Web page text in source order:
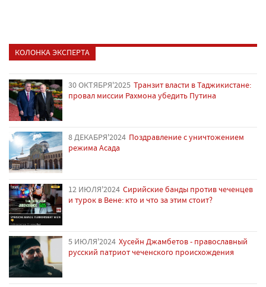
КОЛОНКА ЭКСПЕРТА
30 ОКТЯБРЯ'2025 Транзит власти в Таджикистане:
провал миссии Рахмона убедить Путина
8 ДЕКАБРЯ'2024 Поздравление с уничтожением
режима Асада
12 ИЮЛЯ'2024 Сирийские банды против чеченцев
и турок в Вене: кто и что за этим стоит?
5 ИЮЛЯ'2024 Хусейн Джамбетов - православный
русский патриот чеченского происхождения